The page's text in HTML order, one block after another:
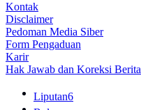
Kontak
Disclaimer
Pedoman Media Siber
Form Pengaduan
Karir
Hak Jawab dan Koreksi Berita
Liputan6